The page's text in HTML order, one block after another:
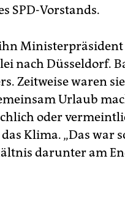
SPD-Vorstands.
Ministerpräsident
nach Düsseldorf.
Zeitweise waren
Urlaub
oder
Klima. „Das war
darunter am